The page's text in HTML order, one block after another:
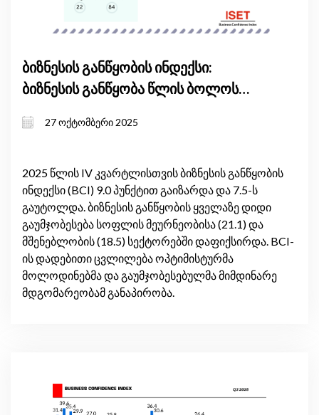
ბიზნესის განწყობის ინდექსი:
ბიზნესის განწყობა წლის ბოლოს
27 ოქტომბერი 2025
2025 წლის IV კვარტლისთვის ბიზნესის განწყობის
ინდექსი (BCI) 9.0 პუნქტით გაიზარდა და 7.5-ს
გაუტოლდა. ბიზნესის განწყობის ყველაზე დიდი
გაუმჯობესება სოფლის მეურნეობისა (21.1) და
მშენებლობის (18.5) სექტორებში დაფიქსირდა. BCI-
ის დადებითი ცვლილება ოპტიმისტურმა
მოლოდინებმა და გაუმჯობესებულმა მიმდინარე
მდგომარეობამ განაპირობა.